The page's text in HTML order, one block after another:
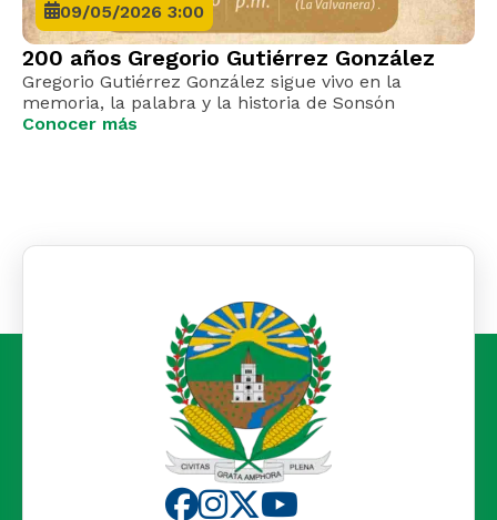
09/05/2026 3:00
200 años Gregorio Gutiérrez González
Gregorio Gutiérrez González sigue vivo en la
memoria, la palabra y la historia de Sonsón
Conocer más